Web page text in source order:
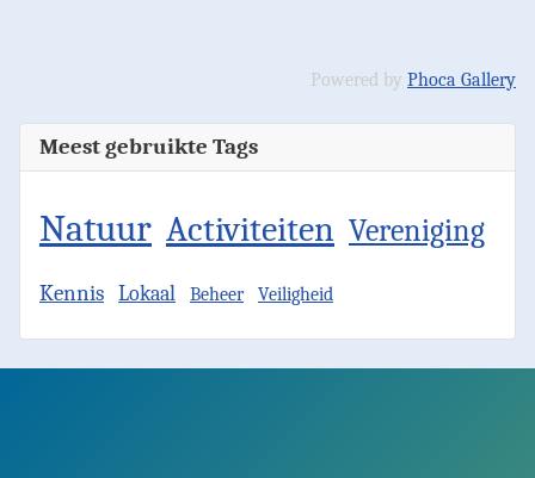
Powered by Phoca Gallery
Meest gebruikte Tags
Natuur Activiteiten Vereniging
Kennis Lokaal Beheer Veiligheid